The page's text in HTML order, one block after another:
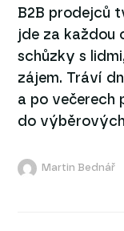
B2B prodejců
jde za každou
schůzky s
zájem. Tráví
a po večerech
do
Martin Bednář